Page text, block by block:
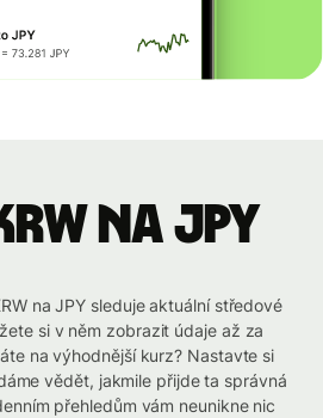
na JPY
na JPY sleduje aktuální středové
si v něm zobrazit údaje až za
na výhodnější kurz? Nastavte si
vědět, jakmile přijde ta správná
přehledům vám neunikne nic